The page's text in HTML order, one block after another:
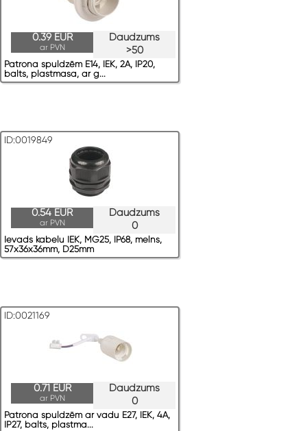
Daudzums
>50
0.39 EUR
ar PVN
Patrona spuldzēm E14, IEK, 2A, IP20,
balts, plastmasa, ar g...
ID:0019849
Daudzums
0
0.54 EUR
ar PVN
Ievads kabeļu IEK, MG25, IP68, melns,
57x36x36mm, D25mm
ID:0021169
Daudzums
0
0.71 EUR
ar PVN
Patrona spuldzēm ar vadu E27, IEK, 4A,
IP27, balts, plastma...